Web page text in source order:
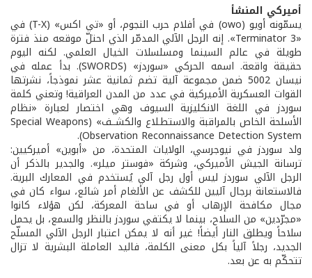
أميركي المنشأ
يسمّونه أويو (owo) في أفلام حرب النجوم، أو «تي اكس» (T-X) في
«Terminator 3». إنه الرجل الآلي المدمّر الذي احتلّ موقعه منذ فترة
طويلة في عالم السينما ومسلسلات الخيال العلمي. لكنه اليوم
حقيقة واقعة. اسمه الحركي «سوردز» (SWORDS). بدأ عمله في
نيسان 5002 ضمن مجموعة آلية تضم ثمانية عشر نموذجاً، نشرتها
القوات العسكرية الأميركية في عدد من المدن العراقية! وتعني كلمة
سوردز في اللغة الانكليزية السيوف وهي اختصار لعبارة «نظام
الأسلحة الخاص بالمراقبة والاستطـلاع والكشــف» (Special Weapons
Observation Reconnaissance Detection System).
ولد سوردز في نيوجرسي، الولايات المتحدة، من «أبوين» أميركيين:
ترسانة الجيش الأميركي، وشركة «فوستر ميلر». والجدير بالذكر أن
الرجل الآلي سوردز ليس أول رجل آلي يُستخدم في المعارك البرية.
فالاستعانة برجال آليين للكشف عن الألغام أمر شائع، سواء كان في
مجال مكافحة الإرهاب أو في ساحة المعركة، لكن هؤلاء كانوا
«مجرّدين» من السلاح، بينما لا يكتفي سوردز بالنظر والسمع، بل يحمل
سلاحاً ويطلق النار أيضاً! غير أنه لا يمكن اعتبار الرجل الآلي المسلّح
الجديد، رجلاً آلياً بكل معنى الكلمة، فاليد العاملة البشرية لا تزال
تتحكّم به عن بعد.